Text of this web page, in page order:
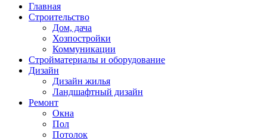
Главная
Строительство
Дом, дача
Хозпостройки
Коммуникации
Стройматериалы и оборудование
Дизайн
Дизайн жилья
Ландшафтный дизайн
Ремонт
Окна
Пол
Потолок